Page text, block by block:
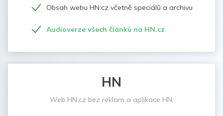
Obsah webu HN.cz včetně speciálů a archivu
Audioverze všech článků na HN.cz
HN
Web HN.cz bez reklam a aplikace HN.